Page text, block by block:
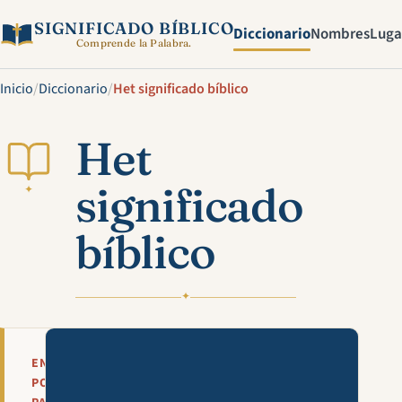
SIGNIFICADO BÍBLICO
Comprende la Palabra. DiccionarioNombres
Inicio/Diccionario/Het significado bíblico
✦
Het
significado
bíblico
✦
EN
POCAS
Mira esta explicación en